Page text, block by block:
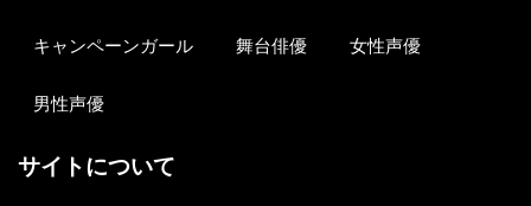
キャンペーンガール 舞台俳優 女性声優
男性声優
サイトについて